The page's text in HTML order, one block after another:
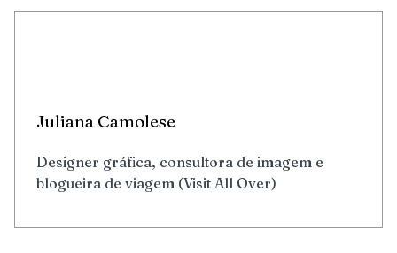
Juliana Camolese
Designer gráfica, consultora de imagem e
blogueira de viagem (Visit All Over)